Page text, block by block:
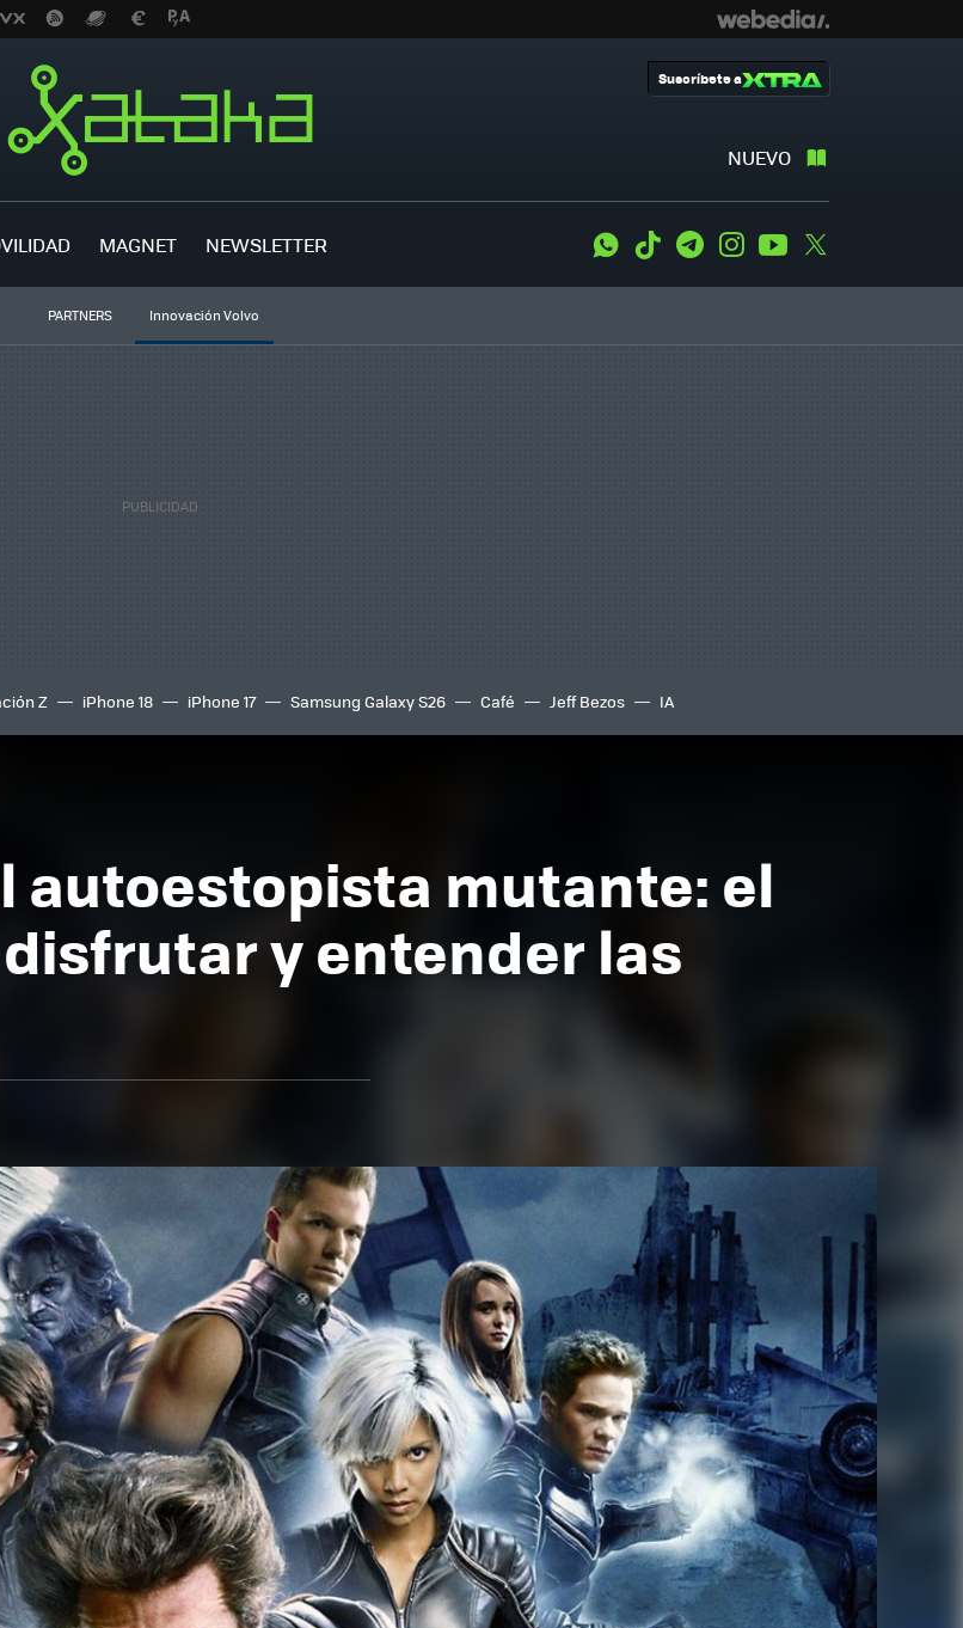
NUEVO
Suscríbete a
MAGNET NEWSLETTER WhatsApp
Tiktok TelegramInstagramYoutube
PARTNERS Innovación Volvo
Z iPhone 18 iPhone 17 Samsung Galaxy S26 Café Jeff Bezos IA
autoestopista mutante: el
y entender las